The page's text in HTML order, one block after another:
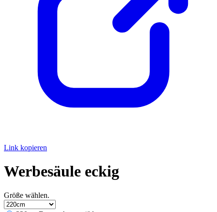
Link kopieren
Werbesäule eckig
Größe wählen.